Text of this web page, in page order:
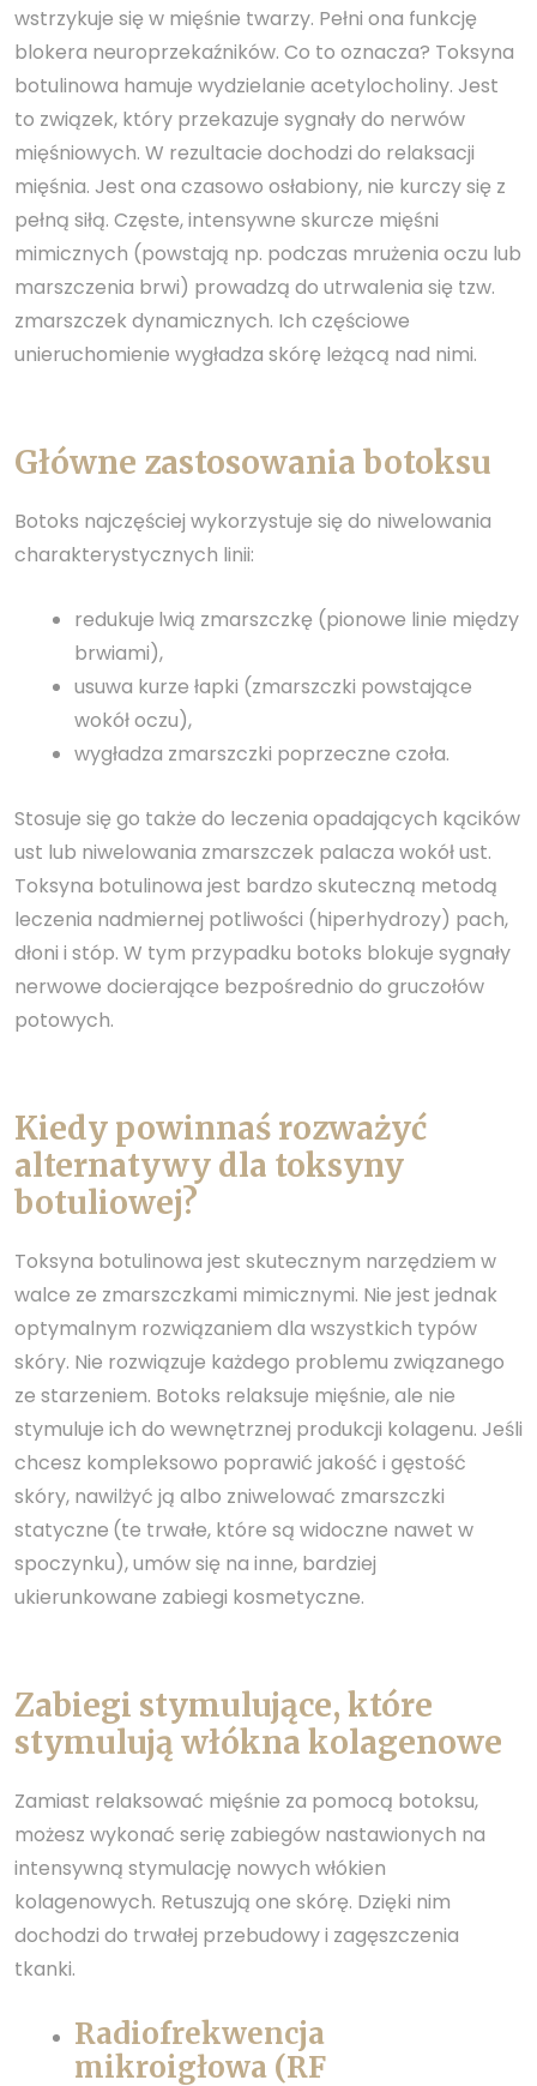
wstrzykuje się w mięśnie twarzy. Pełni ona funkcję
blokera neuroprzekaźników. Co to oznacza? Toksyna
botulinowa hamuje wydzielanie acetylocholiny. Jest
to związek, który przekazuje sygnały do nerwów
mięśniowych. W rezultacie dochodzi do relaksacji
mięśnia. Jest ona czasowo osłabiony, nie kurczy się z
pełną siłą. Częste, intensywne skurcze mięśni
mimicznych (powstają np. podczas mrużenia oczu lub
marszczenia brwi) prowadzą do utrwalenia się tzw.
zmarszczek dynamicznych. Ich częściowe
unieruchomienie wygładza skórę leżącą nad nimi.
Główne zastosowania botoksu
Botoks najczęściej wykorzystuje się do niwelowania
charakterystycznych linii:
redukuje lwią zmarszczkę (pionowe linie między
brwiami),
usuwa kurze łapki (zmarszczki powstające
wokół oczu),
wygładza zmarszczki poprzeczne czoła.
Stosuje się go także do leczenia opadających kącików
ust lub niwelowania zmarszczek palacza wokół ust.
Toksyna botulinowa jest bardzo skuteczną metodą
leczenia nadmiernej potliwości (hiperhydrozy) pach,
dłoni i stóp. W tym przypadku botoks blokuje sygnały
nerwowe docierające bezpośrednio do gruczołów
potowych.
Kiedy powinnaś rozważyć
alternatywy dla toksyny
botuliowej?
Toksyna botulinowa jest skutecznym narzędziem w
walce ze zmarszczkami mimicznymi. Nie jest jednak
optymalnym rozwiązaniem dla wszystkich typów
skóry. Nie rozwiązuje każdego problemu związanego
ze starzeniem. Botoks relaksuje mięśnie, ale nie
stymuluje ich do wewnętrznej produkcji kolagenu. Jeśli
chcesz kompleksowo poprawić jakość i gęstość
skóry, nawilżyć ją albo zniwelować zmarszczki
statyczne (te trwałe, które są widoczne nawet w
spoczynku), umów się na inne, bardziej
ukierunkowane zabiegi kosmetyczne.
Zabiegi stymulujące, które
stymulują włókna kolagenowe
Zamiast relaksować mięśnie za pomocą botoksu,
możesz wykonać serię zabiegów nastawionych na
intensywną stymulację nowych włókien
kolagenowych. Retuszują one skórę. Dzięki nim
dochodzi do trwałej przebudowy i zagęszczenia
tkanki.
Radiofrekwencja
mikroigłowa (RF